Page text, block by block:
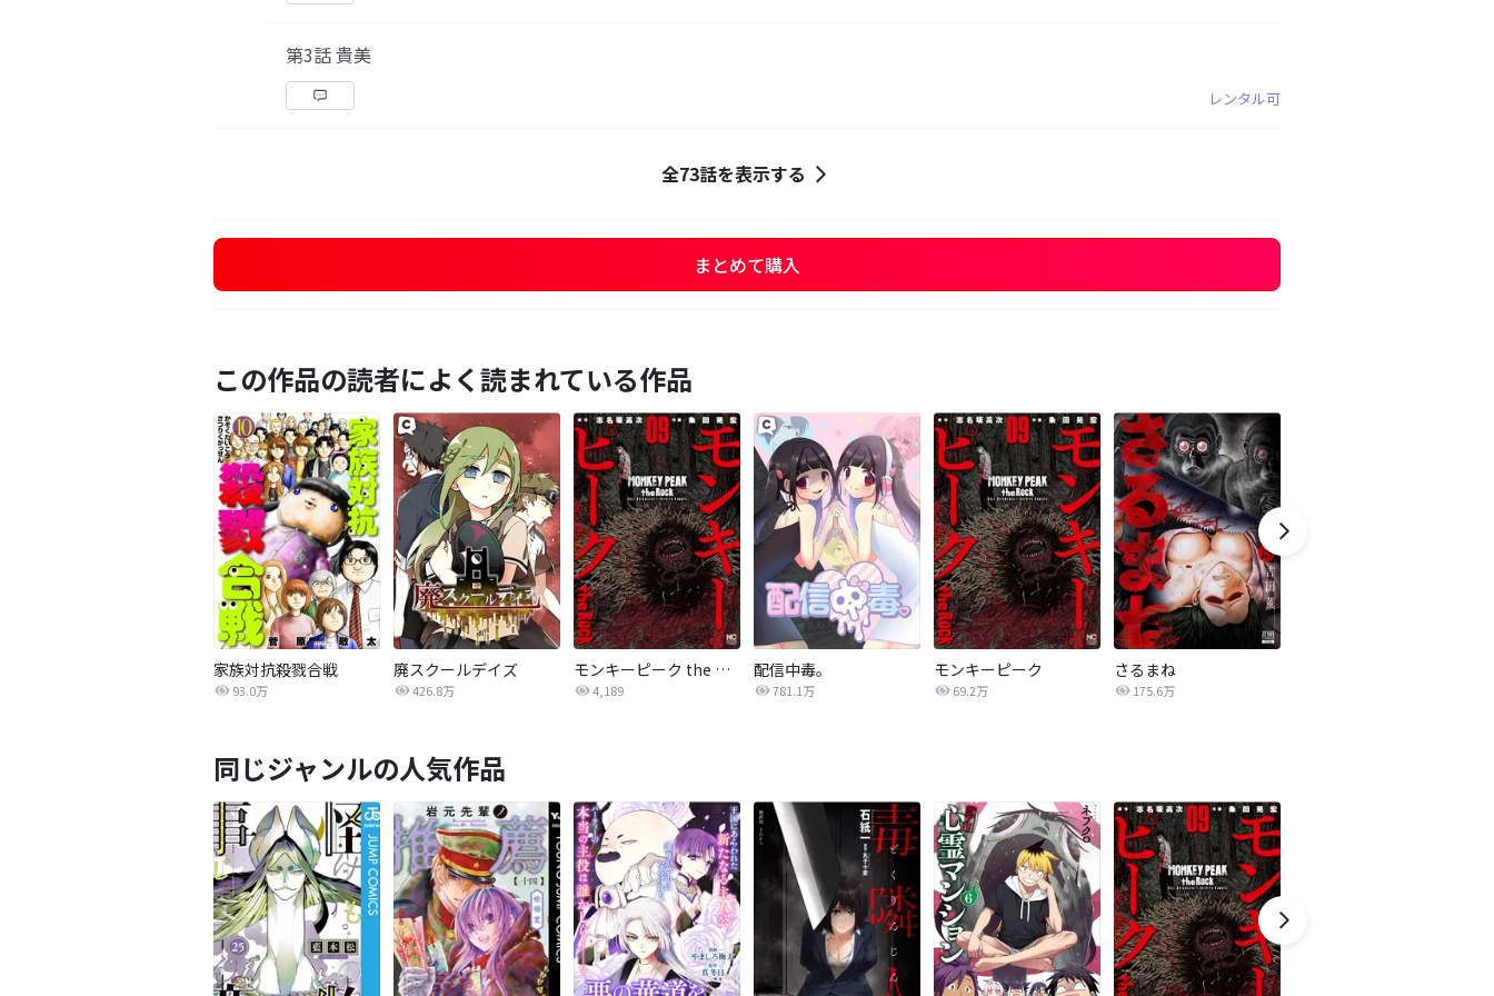
第3話 貴美
レンタル可
全73話を表示する
まとめて購入
この作品の読者によく読まれている作品
家族対抗殺戮合戦
93.0万
廃スクールデイズ
426.8万
モンキーピーク the Rock
4,189
配信中毒。
781.1万
モンキーピーク
69.2万
さるまね
175.6万
同じジャンルの人気作品